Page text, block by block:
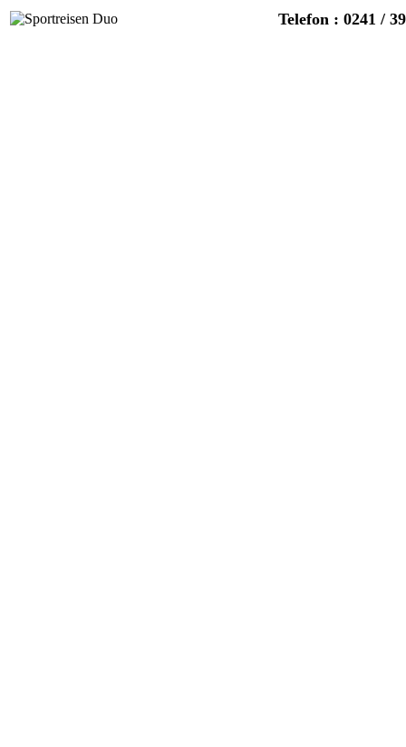
Telefon : 0241 /